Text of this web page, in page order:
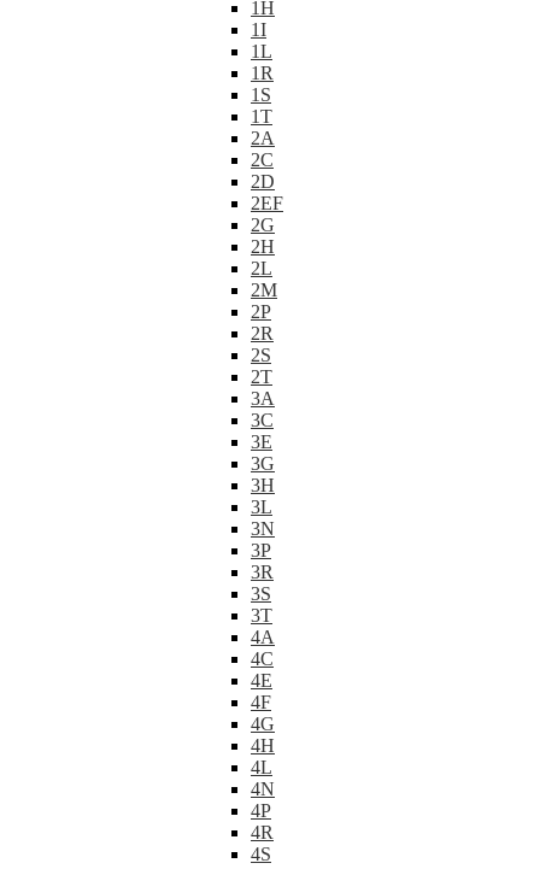
1H
1I
1L
1R
1S
1T
2A
2C
2D
2EF
2G
2H
2L
2M
2P
2R
2S
2T
3A
3C
3E
3G
3H
3L
3N
3P
3R
3S
3T
4A
4C
4E
4F
4G
4H
4L
4N
4P
4R
4S